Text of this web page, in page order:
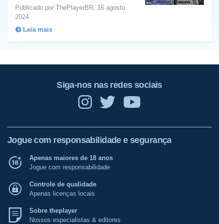
Publicado por ThePlayerBR, 16 agosto
2024
Leia mais
Siga-nos nas redes sociais
Jogue com responsabilidade e segurança
Apenas maiores de 18 anos
Jogue com responsabilidade
Controle de qualidade
Apenas licenças locais
Sobre theplayer
Nossos especialistas & editores